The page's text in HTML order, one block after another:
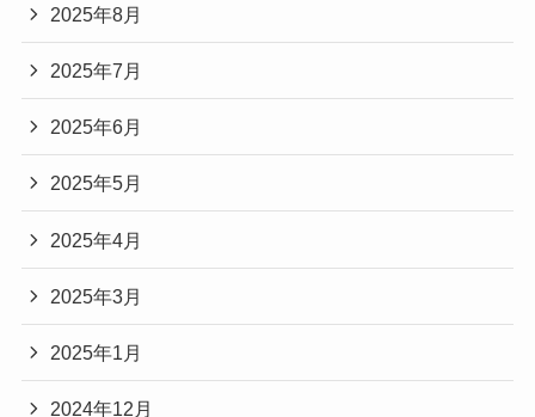
2025年8月
2025年7月
2025年6月
2025年5月
2025年4月
2025年3月
2025年1月
2024年12月